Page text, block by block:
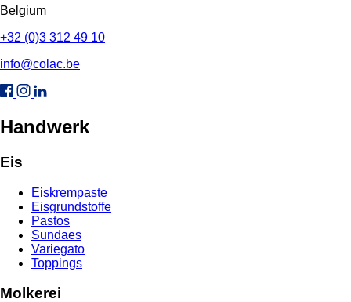
Belgium
+32 (0)3 312 49 10
info@colac.be
Handwerk
Eis
Eiskrempaste
Eisgrundstoffe
Pastos
Sundaes
Variegato
Toppings
Molkerei